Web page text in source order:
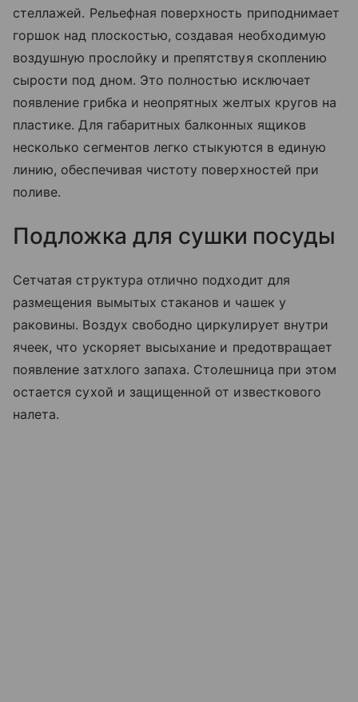
стеллажей. Рельефная поверхность приподнимает
горшок над плоскостью, создавая необходимую
воздушную прослойку и препятствуя скоплению
сырости под дном. Это полностью исключает
появление грибка и неопрятных желтых кругов на
пластике. Для габаритных балконных ящиков
несколько сегментов легко стыкуются в единую
линию, обеспечивая чистоту поверхностей при
поливе.
Подложка для сушки посуды
Сетчатая структура отлично подходит для
размещения вымытых стаканов и чашек у
раковины. Воздух свободно циркулирует внутри
ячеек, что ускоряет высыхание и предотвращает
появление затхлого запаха. Столешница при этом
остается сухой и защищенной от известкового
налета.